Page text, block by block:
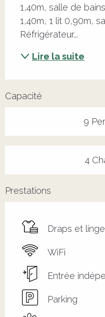
1,40m, salle de
1,40m, 1 lit 0,90m,
Réfrigérateur...
Lire la suite
Capacité
9
4
Prestations
Draps et linge
WiFi
Entrée
Parking